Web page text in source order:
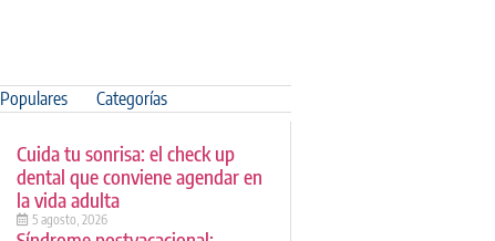
Populares Categorías
Cuida tu sonrisa: el check up
dental que conviene agendar en
la vida adulta
5 agosto, 2026